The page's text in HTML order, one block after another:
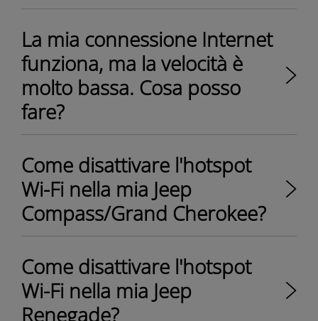
La mia connessione Internet
funziona, ma la velocità è
molto bassa. Cosa posso
fare?
Come disattivare l'hotspot
Wi-Fi nella mia Jeep
Compass/Grand Cherokee?
Come disattivare l'hotspot
Wi-Fi nella mia Jeep
Renegade?